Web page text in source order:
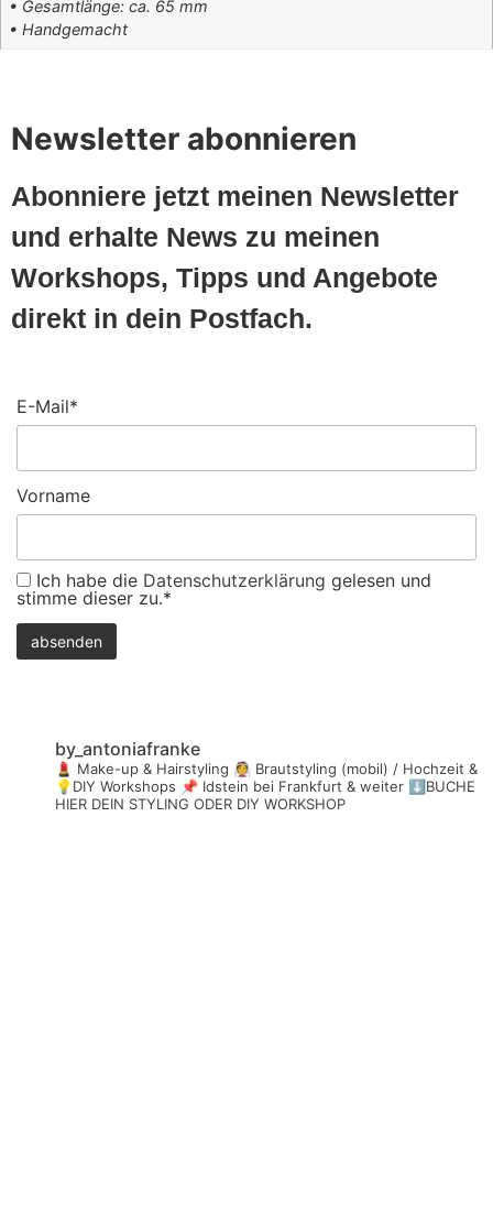
• Gesamtlänge: ca. 65 mm
• Handgemacht
Newsletter abonnieren
Abonniere jetzt meinen Newsletter
und erhalte News zu meinen
Workshops, Tipps und Angebote
direkt in dein Postfach.
E-Mail*
Vorname
Ich habe die Datenschutzerklärung gelesen und
stimme dieser zu.*
by_antoniafranke
💄 Make-up & Hairstyling 👰 Brautstyling (mobil) / Hochzeit &
💡DIY Workshops 📌 Idstein bei Frankfurt & weiter ⬇️BUCHE
HIER DEIN STYLING ODER DIY WORKSHOP